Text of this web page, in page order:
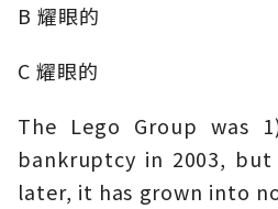
B 耀眼的
C 耀眼的
The Lego Group was
bankruptcy in 2003,
later, it has grown into